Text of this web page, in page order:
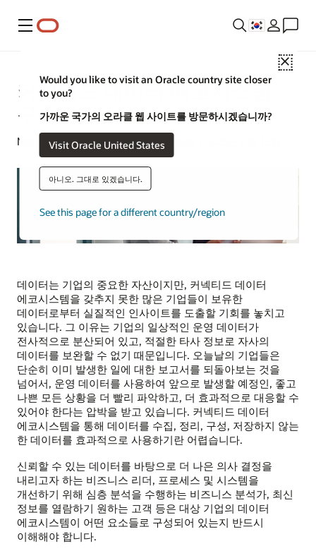
메뉴
Close
Would you like to visit an Oracle country site closer
to you?
가까운 국가의 오라클 웹 사이트를 방문하시겠습니까?
Visit Oracle United States
아니오. 그대로 있겠습니다.
See this page for a different country/region
커넥티드 데이터 에코시스템
구축하기
Natalie Gagliordi | Content Strategist | 2023년 6월 13일
데이터는 기업의 중요한 자산이지만, 커넥티드 데이터
에코시스템을 갖추지 못한 많은 기업들이 보유한
데이터로부터 실질적인 인사이트를 도출할 기회를 놓치고
있습니다. 그 이유는 기업의 일상적인 운영 데이터가
전사적으로 분산되어 있고, 적절한 타사 정보로 자사의
데이터를 보완할 수 없기 때문입니다. 오늘날의 기업들은
단순히 이미 발생한 일에 대한 보고서를 되돌아보는 것을
넘어서, 운영 데이터를 사용하여 앞으로 발생할 예정인, 좋고
나쁜 모든 상황을 더 빨리 파악하고, 더 효과적으로 대응할 수
있어야 한다는 압박을 받고 있습니다. 커넥티드 데이터
에코시스템을 통해 데이터를 수집, 정리, 구성, 저장하지 않는
한 데이터를 효과적으로 사용하기란 어렵습니다.
신뢰할 수 있는 데이터를 바탕으로 더 나은 의사 결정을
내리고자 하는 비즈니스 리더, 프로세스 및 시스템을
개선하기 위해 심층 분석을 수행하는 비즈니스 분석가, 최신
정보를 열람하기 원하는 고객 등은 대상 기업의 데이터
에코시스템이 어떤 요소들로 구성되어 있는지 반드시
이해해야 합니다.